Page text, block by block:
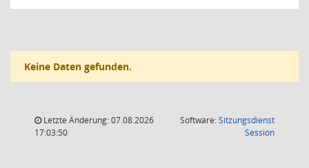
Keine Daten gefunden.
Letzte Änderung: 07.08.2026
17:03:50
Software:Sitzungsdienst
Session(Wird in